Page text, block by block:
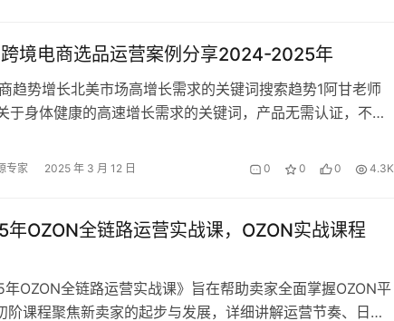
境电商选品运营案例分享2024-2025年
趋势增长北美市场高增长需求的关键词搜索趋势1阿甘老师
于身体健康的高速增长需求的关键词，产品无需认证，不侵
专家 2025 年 3 月 12 日 0 0 0 4.3K
OZON全链路运营实战课，OZON实战课程
OZON全链路运营实战课》旨在帮助卖家全面掌握OZON平
阶课程聚焦新卖家的起步与发展，详细讲解运营节奏、日常